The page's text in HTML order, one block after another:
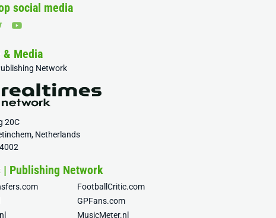
social media
& Media
Network
20C
Netherlands
| Publishing Network
FootballCritic.com
GPFans.com
MusicMeter.nl